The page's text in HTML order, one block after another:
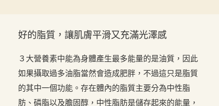
好的脂質，讓肌膚平滑又充滿光澤感
３大營養素中能為身體產生最多能量的是油質，因此
如果攝取過多油脂當然會造成肥胖，不過這只是脂質
的其中一個功能。存在體內的脂質主要分為中性脂
肪、磷脂以及膽固醇，中性脂肪是儲存起來的能量，